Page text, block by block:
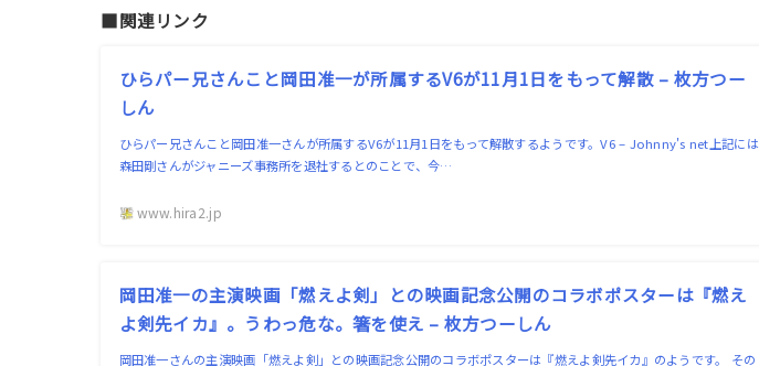
■関連リンク
ひらパー兄さんこと岡田准一が所属するV6が11月1日をもって解散 – 枚方つー
しん
ひらパー兄さんこと岡田准一さんが所属するV6が11月1日をもって解散するようです。V6 – Johnny's net上記には
森田剛さんがジャニーズ事務所を退社するとのことで、今…
www.hira2.jp
岡田准一の主演映画「燃えよ剣」との映画記念公開のコラボポスターは『燃え
よ剣先イカ』。うわっ危な。箸を使え – 枚方つーしん
岡田准一さんの主演映画「燃えよ剣」との映画記念公開のコラボポスターは『燃えよ剣先イカ』のようです。 その